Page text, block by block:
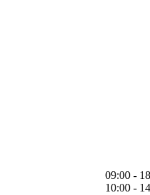
09:00 -
10:00 -